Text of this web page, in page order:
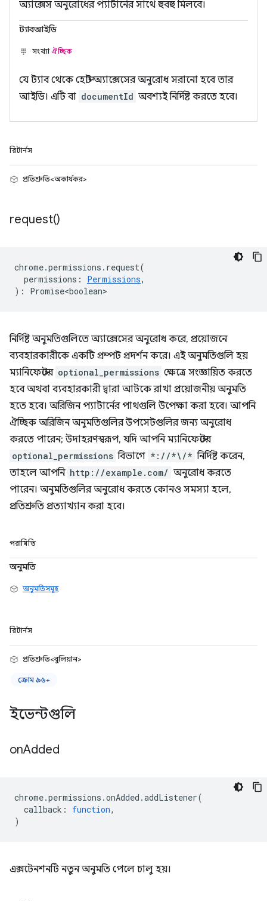
অ্যাক্সেস অনুরোধের প্যাটার্নের সাথে হুবহু মিলবে।
ট্যাবআইডি
সংখ্যাঐচ্ছিক
যে ট্যাব থেকে হোস্ট অ্যাক্সেসের অনুরোধ সরানো হবে তার
আইডি। এটি বা documentId অবশ্যই নির্দিষ্ট করতে হবে।
রিটার্নস
প্রতিশ্রুতি<অকার্যকর>
request()
chrome.permissions . request(
permissions : Permissions,
) : Promise<boolean>
নির্দিষ্ট অনুমতিগুলিতে অ্যাক্সেসের অনুরোধ করে, প্রয়োজনে
ব্যবহারকারীকে একটি প্রম্পট প্রদর্শন করে। এই অনুমতিগুলি হয়
ম্যানিফেস্টের optional_permissions ক্ষেত্রে সংজ্ঞায়িত করতে
হবে অথবা ব্যবহারকারী দ্বারা আটকে রাখা প্রয়োজনীয় অনুমতি
হতে হবে। অরিজিন প্যাটার্নের পাথগুলি উপেক্ষা করা হবে। আপনি
ঐচ্ছিক অরিজিন অনুমতিগুলির উপসেটগুলির জন্য অনুরোধ
করতে পারেন; উদাহরণস্বরূপ, যদি আপনি ম্যানিফেস্টের
optional_permissions বিভাগে *://*\/* নির্দিষ্ট করেন,
তাহলে আপনি http://example.com/ অনুরোধ করতে
পারেন। অনুমতিগুলির অনুরোধ করতে কোনও সমস্যা হলে,
প্রতিশ্রুতি প্রত্যাখ্যান করা হবে।
পরামিতি
অনুমতি
অনুমতিসমূহ
রিটার্নস
প্রতিশ্রুতি<বুলিয়ান>
ক্রোম ৯৬+
ইভেন্টগুলি
onAdded
chrome.permissions .onAdded .addListener(
callback : function,
)
এক্সটেনশনটি নতুন অনুমতি পেলে চালু হয়।